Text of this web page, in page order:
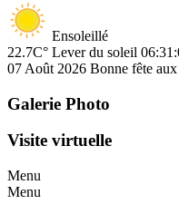
Ensoleillé
22.7C° Lever du soleil
07 Août 2026 Bonne fête aux
Galerie Photo
Visite virtuelle
Menu
Menu